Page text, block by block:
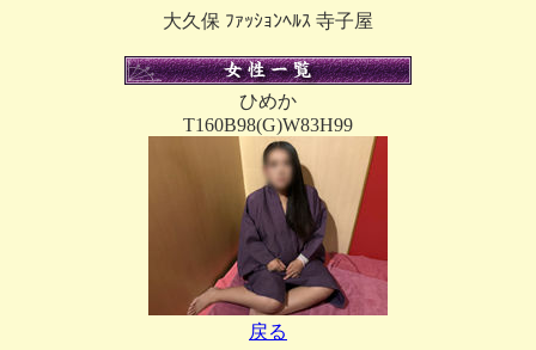
大久保 ﾌｧｯｼｮﾝﾍﾙｽ 寺子屋
ひめか
T160B98(G)W83H99
戻る